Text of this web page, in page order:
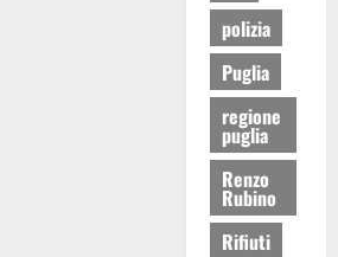
polizia
Puglia
regione
puglia
Renzo
Rubino
Rifiuti